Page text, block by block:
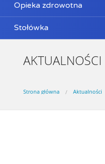
Opieka zdrowotna
Stołówka
AKTUALNOŚCI
Strona główna Aktualności